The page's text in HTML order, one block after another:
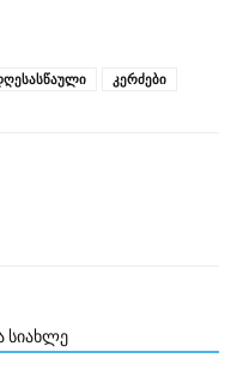
კერძები
სიახლე